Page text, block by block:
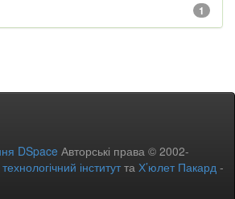
1
DSpace Авторські права © 2002-
інститутта Х’юлет Пакард -